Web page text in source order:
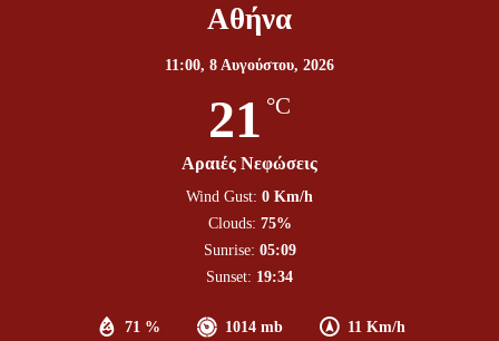
Αθήνα
11:00, 8 Αυγούστου, 2026
21 °C
Αραιές Νεφώσεις
71 % 1014 mb 11 Km/h
Wind Gust: 0 Km/h
Clouds: 75%
Sunrise: 05:09
Sunset: 19:34